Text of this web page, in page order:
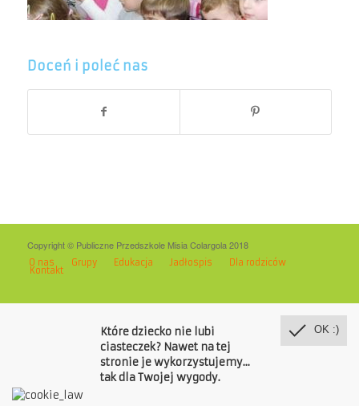
Doceń i poleć nas
Copyright © Publiczne Przedszkole Misia Colargola 2018
O nas Grupy Edukacja Jadłospis Dla rodziców
Kontakt
OK :)
Które dziecko nie lubi
ciasteczek? Nawet na tej
stronie je wykorzystujemy...
tak dla Twojej wygody.